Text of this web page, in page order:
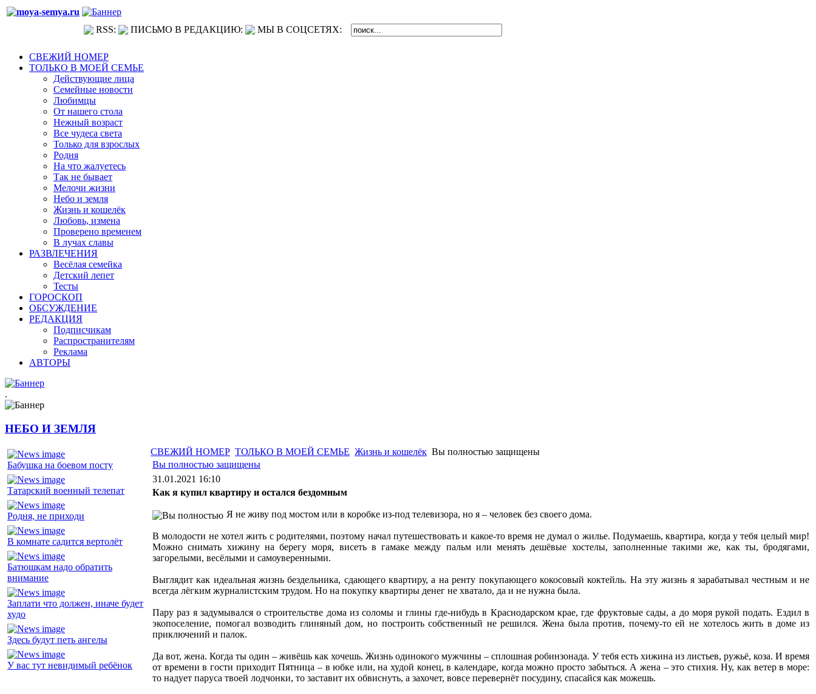
RSS: ПИСЬМО В РЕДАКЦИЮ: МЫ В СОЦСЕТЯХ:
СВЕЖИЙ НОМЕР
ТОЛЬКО В МОЕЙ СЕМЬЕ
Действующие лица
Семейные новости
Любимцы
От нашего стола
Нежный возраст
Все чудеса света
Только для взрослых
Родня
На что жалуетесь
Так не бывает
Мелочи жизни
Небо и земля
Жизнь и кошелёк
Любовь, измена
Проверено временем
В лучах славы
РАЗВЛЕЧЕНИЯ
Весёлая семейка
Детский лепет
Тесты
ГОРОСКОП
ОБСУЖДЕНИЕ
РЕДАКЦИЯ
Подписчикам
Распространителям
Реклама
АВТОРЫ
.
НЕБО И ЗЕМЛЯ
Бабушка на боевом посту
Татарский военный телепат
Родня, не приходи
В комнате садится вертолёт
Батюшкам надо обратить
внимание
Заплати что должен, иначе будет
худо
Здесь будут петь ангелы
У вас тут невидимый ребёнок
СВЕЖИЙ НОМЕР ТОЛЬКО В МОЕЙ СЕМЬЕ Жизнь и кошелёк Вы полностью защищены
Вы полностью защищены
31.01.2021 16:10
Как я купил квартиру и остался бездомным
Я не живу под мостом или в коробке из-под телевизора, но я – человек без своего дома.
В молодости не хотел жить с родителями, поэтому начал путешествовать и какое-то время не думал о жилье. Подумаешь, квартира, когда у тебя целый мир!
Можно снимать хижину на берегу моря, висеть в гамаке между пальм или менять дешёвые хостелы, заполненные такими же, как ты, бродягами,
загорелыми, весёлыми и самоуверенными.
Выглядит как идеальная жизнь бездельника, сдающего квартиру, а на ренту покупающего кокосовый коктейль. На эту жизнь я зарабатывал честным и не
всегда лёгким журналистским трудом. Но на покупку квартиры денег не хватало, да и не нужна была.
Пару раз я задумывался о строительстве дома из соломы и глины где-нибудь в Краснодарском крае, где фруктовые сады, а до моря рукой подать. Ездил в
экопоселение, помогал возводить глиняный дом, но построить собственный не решился. Жена была против, почему-то ей не хотелось жить в доме из
приключений и палок.
Да вот, жена. Когда ты один – живёшь как хочешь. Жизнь одинокого мужчины – сплошная робинзонада. У тебя есть хижина из листьев, ружьё, коза. И время
от времени в гости приходит Пятница – в юбке или, на худой конец, в календаре, когда можно просто забыться. А жена – это стихия. Ну, как ветер в море:
то надует паруса твоей лодчонки, то заставит их обвиснуть, а захочет, вовсе перевернёт посудину, спасайся как можешь.